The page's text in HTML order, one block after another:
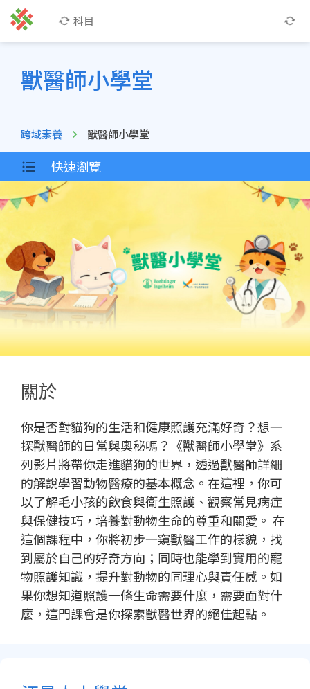
科目
獸醫師小學堂
跨域素養 獸醫師小學堂
快速瀏覽
關於
你是否對貓狗的生活和健康照護充滿好奇？想一
探獸醫師的日常與奧秘嗎？《獸醫師小學堂》系
列影片將帶你走進貓狗的世界，透過獸醫師詳細
的解說學習動物醫療的基本概念。在這裡，你可
以了解毛小孩的飲食與衛生照護、觀察常見病症
與保健技巧，培養對動物生命的尊重和關愛。 在
這個課程中，你將初步一窺獸醫工作的樣貌，找
到屬於自己的好奇方向；同時也能學到實用的寵
物照護知識，提升對動物的同理心與責任感。如
果你想知道照護一條生命需要什麼，需要面對什
麼，這門課會是你探索獸醫世界的絕佳起點。